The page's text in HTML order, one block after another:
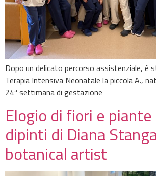
Dopo un delicato percorso assistenziale, è
Terapia Intensiva Neonatale la piccola A.,
24ª settimana di gestazione
Elogio di fiori e piante
dipinti di Diana
botanical artist